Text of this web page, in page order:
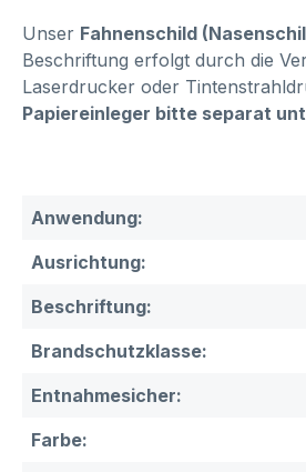
Unser Fahnenschild
Beschriftung erfolgt durch die
Laserdrucker oder
Papiereinleger bitte separat
Anwendung:
Ausrichtung:
Beschriftung:
Brandschutzklasse:
Entnahmesicher:
Farbe: